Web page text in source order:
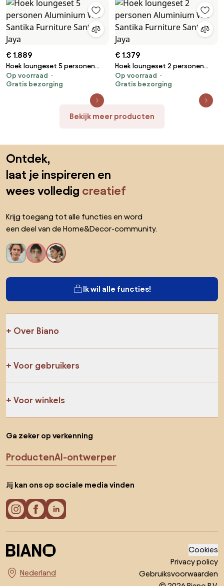
€ 1.889
Hoek loungeset 5 personen
Aluminium Wit Santika Furniture
Santika Jaya
Op voorraad
Gratis bezorging
€ 1.379
Hoek loungeset 2 personen
Aluminium Wit Santika Furniture
Santika Jaya
Op voorraad
Gratis bezorging
Bekijk meer producten
Ontdek,
laat je inspireren en
wees volledig creatief
Krijg toegang tot alle functies en word
een deel van de Home&Decor-community.
Ik wil alle functies!
Over Biano
Voor gebruikers
Voor winkels
Ga zeker op verkenning
ProductenAI-ontwerper
Jij kan ons op sociale media vinden
Kies land
Cookies
Privacy policy
Gebruiksvoorwaarden